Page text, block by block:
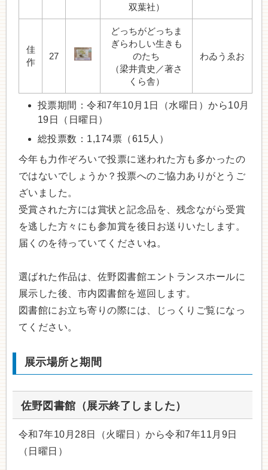
双葉社）
佳
作
27
どっちがどっちま
ぎらわしい生きも
のたち
（梁井貴史／著さ
くら舎）
わゐうゑお
投票期間：令和7年10月1日（水曜日）から10月
19日（日曜日）
総投票数：1,174票（615人）
今年も力作ぞろいで投票に迷われた方も多かったの
ではないでしょうか？投票へのご協力ありがとうご
ざいました。
受賞された方には賞状と記念品を、残念ながら受賞
を逃した方々にも参加賞を後日お送りいたします。
届くのを待っていてくださいね。
選ばれた作品は、佐野図書館エントランスホールに
展示した後、市内図書館を巡回します。
図書館にお立ち寄りの際には、じっくりご覧になっ
てください。
展示場所と期間
佐野図書館（展示終了しました）
令和7年10月28日（火曜日）から令和7年11月9日
（日曜日）